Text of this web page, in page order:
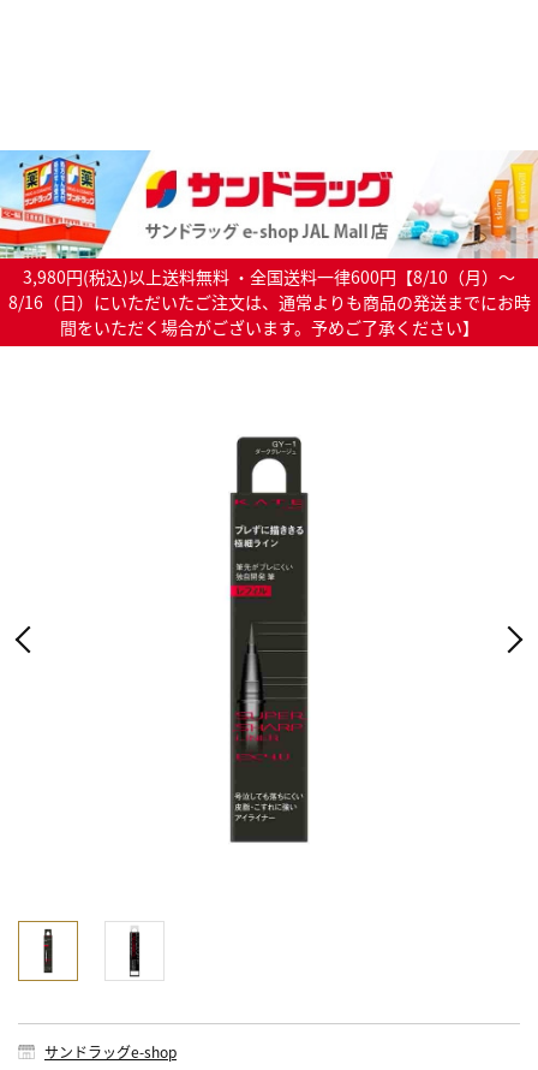
3,980円(税込)以上送料無料 ・全国送料一律600円【8/10（月）～
8/16（日）にいただいたご注文は、通常よりも商品の発送までにお時
間をいただく場合がございます。予めご了承ください】
サンドラッグe-shop